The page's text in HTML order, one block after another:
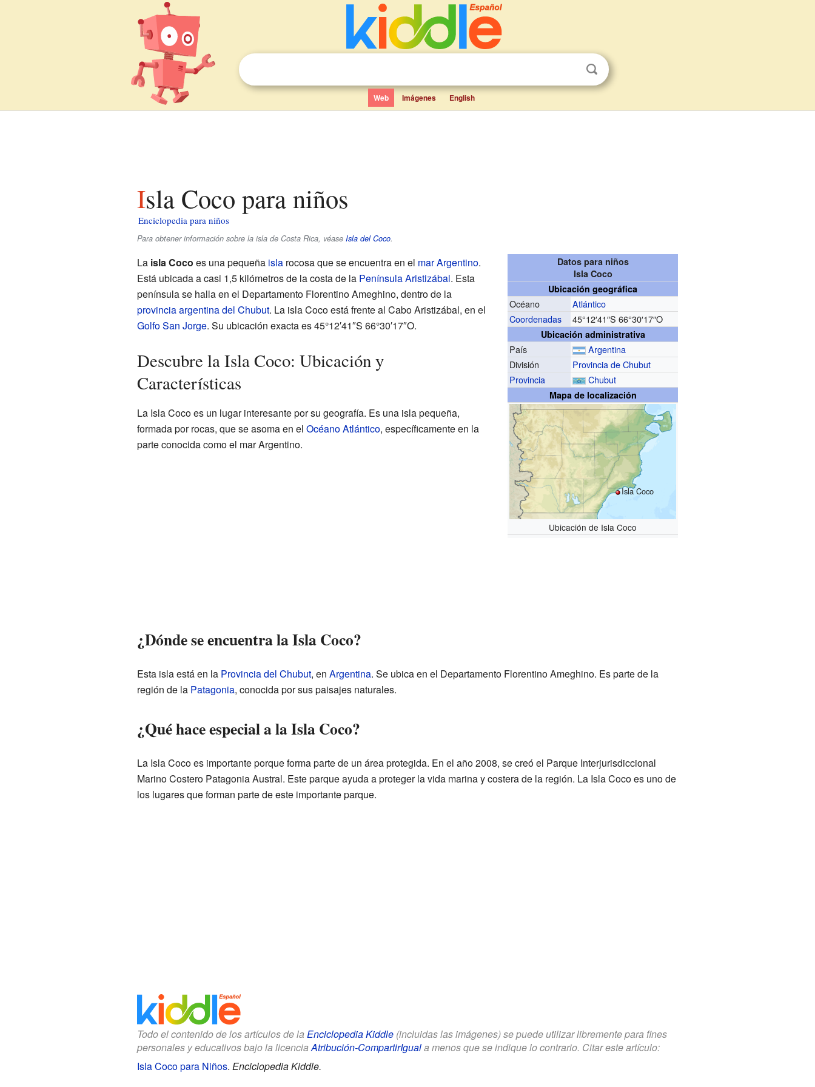
Web Imágenes English
Isla Coco para niños
Enciclopedia para niños
Para obtener información sobre la isla de Costa Rica, véase Isla del Coco.
Datos para niños
Isla Coco
Ubicación geográfica
Océano
Atlántico
Coordenadas
45°12′41″S 66°30′17″O
Ubicación administrativa
País
Argentina
División
Provincia de Chubut
Provincia
Chubut
Mapa de localización
Isla Coco
Ubicación de Isla Coco
La isla Coco es una pequeña islarocosa que se encuentra en el mar Argentino.
Está ubicada a casi 1,5 kilómetros de la costa de la Península Aristizábal. Esta
península se halla en el Departamento Florentino Ameghino, dentro de la
provincia argentina del Chubut. La isla Coco está frente al Cabo Aristizábal, en el
Golfo San Jorge. Su ubicación exacta es45°12′41″S 66°30′17″O.
Descubre la Isla Coco: Ubicación y
Características
La Isla Coco es un lugar interesante por su geografía. Es una isla pequeña,
formada por rocas, que se asoma en el Océano Atlántico, específicamente en la
parte conocida como el mar Argentino.
¿Dónde se encuentra la Isla Coco?
Esta isla está en la Provincia del Chubut, en Argentina. Se ubica en el Departamento Florentino Ameghino. Es parte de la
región de la Patagonia, conocida por sus paisajes naturales.
¿Qué hace especial a la Isla Coco?
La Isla Coco es importante porque forma parte de un área protegida. En el año 2008, se creó el Parque Interjurisdiccional
Marino Costero Patagonia Austral. Este parque ayuda a proteger la vida marina y costera de la región. La Isla Coco es uno de
los lugares que forman parte de este importante parque.
Todo el contenido de los artículos de la Enciclopedia Kiddle(incluidas las imágenes) se puede utilizar libremente para fines
personales y educativos bajo la licenciaAtribución-CompartirIguala menos que se indique lo contrario. Citar este artículo:
Isla Coco para Niños. Enciclopedia Kiddle.